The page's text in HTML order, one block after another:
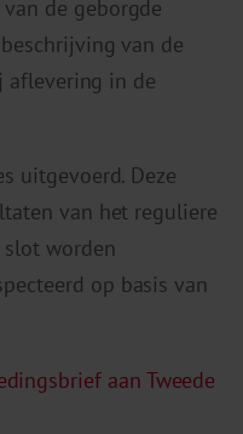
de geborgde
van de
in de
uitgevoerd. Deze
van het reguliere
slot worden
op basis van
aan Tweede